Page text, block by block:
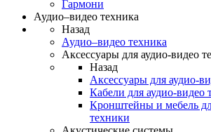
Гармони
Аудио–видео техника
Назад
Аудио–видео техника
Аксессуары для аудио-видео
Назад
Аксессуары для аудио-
Кабели для аудио-видео
Кронштейны и мебель
техники